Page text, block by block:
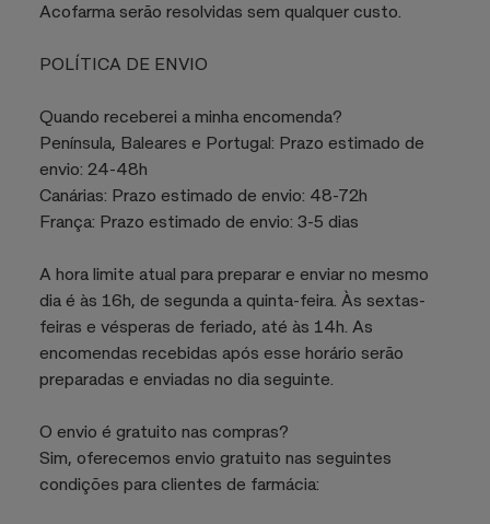
Acofarma serão resolvidas sem qualquer custo.
POLÍTICA DE ENVIO
Quando receberei a minha encomenda?
Península, Baleares e Portugal: Prazo estimado de
envio: 24-48h
Canárias: Prazo estimado de envio: 48-72h
França: Prazo estimado de envio: 3-5 dias
A hora limite atual para preparar e enviar no mesmo
dia é às 16h, de segunda a quinta-feira. Às sextas-
feiras e vésperas de feriado, até às 14h. As
encomendas recebidas após esse horário serão
preparadas e enviadas no dia seguinte.
O envio é gratuito nas compras?
Sim, oferecemos envio gratuito nas seguintes
condições para clientes de farmácia: